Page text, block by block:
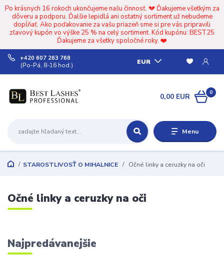
Po krásnych 16 rokoch ukončujeme našu činnosť. 💔 Ďakujeme všetkým za
dôveru a podporu. Ďalšie lepidlá ani ostatný sortiment už nebudeme
dopĺňať. Ako poďakovanie za vašu priazeň sme si pre vás pripravili
zľavový kupón vo výške 25 % na celý sortiment. Kód kupónu: BEST25
Ďakujeme za všetky spoločné roky. ❤️
Menu
EUR
+420 607 263 768
(Po-Pá, 8-16 hod.)
0
0,00 EUR
STAROSTLIVOSŤ O MIHALNICE Očné linky a ceruzky na oči
Očné linky a ceruzky na oči
Najpredávanejšie